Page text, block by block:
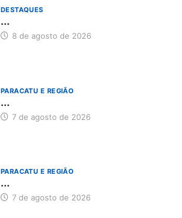
DESTAQUES
...
8 de agosto de 2026
PARACATU E REGIÃO
...
7 de agosto de 2026
PARACATU E REGIÃO
...
7 de agosto de 2026